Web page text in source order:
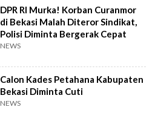
DPR RI Murka! Korban Curanmor
di Bekasi Malah Diteror Sindikat,
Polisi Diminta Bergerak Cepat
NEWS
Calon Kades Petahana Kabupaten
Bekasi Diminta Cuti
NEWS